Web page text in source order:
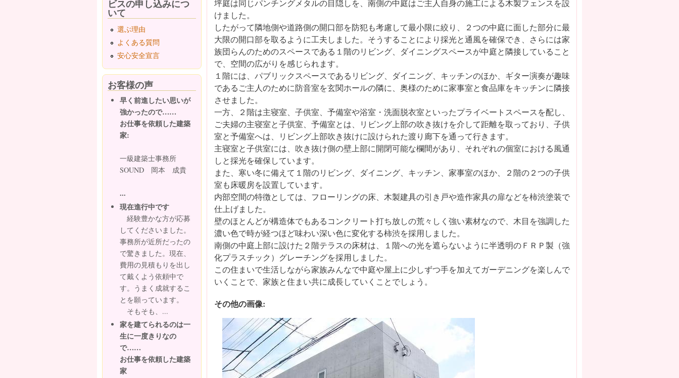
坪庭は同じパンチングメタルの目隠しを、南側の中庭はご主人自身の施工による木製フェンスを設
けました。
したがって隣地側や道路側の開口部を防犯も考慮して最小限に絞り、２つの中庭に面した部分に最
大限の開口部を取るように工夫しました。そうすることにより採光と通風を確保でき、さらには家
族団らんのためのスペースである１階のリビング、ダイニングスペースが中庭と隣接していること
で、空間の広がりを感じられます。
１階には、パブリックスペースであるリビング、ダイニング、キッチンのほか、ギター演奏が趣味
であるご主人のために防音室を玄関ホールの隣に、奥様のために家事室と食品庫をキッチンに隣接
させました。
一方、２階は主寝室、子供室、予備室や浴室・洗面脱衣室といったプライベートスペースを配し、
ご夫婦の主寝室と子供室、予備室とは、リビング上部の吹き抜けを介して距離を取っており、子供
室と予備室へは、リビング上部吹き抜けに設けられた渡り廊下を通って行きます。
主寝室と子供室には、吹き抜け側の壁上部に開閉可能な欄間があり、それぞれの個室における風通
しと採光を確保しています。
また、寒い冬に備えて１階のリビング、ダイニング、キッチン、家事室のほか、２階の２つの子供
室も床暖房を設置しています。
内部空間の特徴としては、フローリングの床、木製建具の引き戸や造作家具の扉などを柿渋塗装で
仕上げました。
壁のほとんどが構造体でもあるコンクリート打ち放しの荒々しく強い素材なので、木目を強調した
濃い色で時が経つほど味わい深い色に変化する柿渋を採用しました。
南側の中庭上部に設けた２階テラスの床材は、１階への光を遮らないように半透明のＦＲＰ製（強
化プラスチック）グレーチングを採用しました。
この住まいで生活しながら家族みんなで中庭や屋上に少しずつ手を加えてガーデニングを楽しんで
いくことで、家族と住まい共に成長していくことでしょう。
その他の画像:
ビスの申し込みにつ
いて
選ぶ理由
よくある質問
安心安全宣言
お客様の声
早く前進したい思いが
強かったので……
お仕事を依頼した建築
家:
一級建築士事務所
SOUND 岡本 成貴
...
現在進行中です
経験豊かな方が応募
してくださいました。
事務所が近所だったの
で驚きました。現在、
費用の見積もりを出し
て戴くよう依頼中で
す。うまく成就するこ
とを願っています。
そもそも、...
家を建てられるのは一
生に一度きりなの
で……
お仕事を依頼した建築
家